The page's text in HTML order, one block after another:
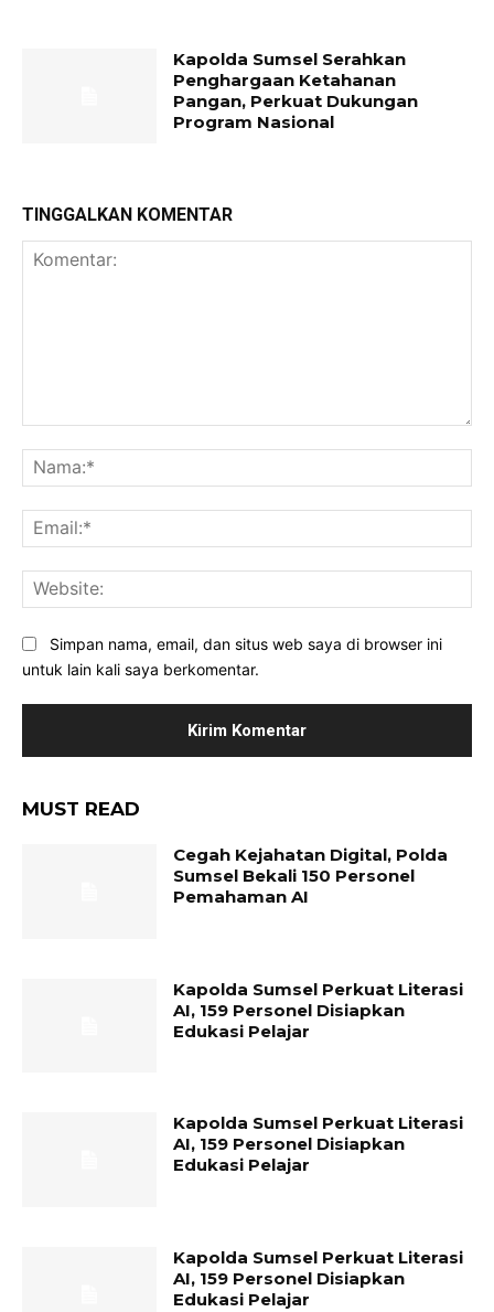
Kapolda Sumsel Serahkan
Penghargaan Ketahanan
Pangan, Perkuat Dukungan
Program Nasional
TINGGALKAN KOMENTAR
Simpan nama, email, dan situs web saya di browser ini
untuk lain kali saya berkomentar.
MUST READ
Cegah Kejahatan Digital, Polda
Sumsel Bekali 150 Personel
Pemahaman AI
Kapolda Sumsel Perkuat Literasi
AI, 159 Personel Disiapkan
Edukasi Pelajar
Kapolda Sumsel Perkuat Literasi
AI, 159 Personel Disiapkan
Edukasi Pelajar
Kapolda Sumsel Perkuat Literasi
AI, 159 Personel Disiapkan
Edukasi Pelajar